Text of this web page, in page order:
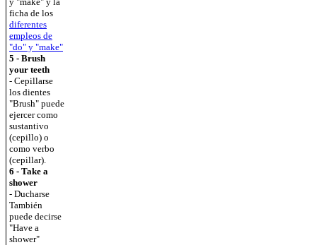
ficha de los
diferentes
empleos de
"do" y "make"
5 - Brush
your teeth
- Cepillarse
los dientes
"Brush" puede
ejercer como
sustantivo
(cepillo) o
como verbo
(cepillar).
6 - Take a
shower
- Ducharse
También
puede decirse
"Have a
shower"